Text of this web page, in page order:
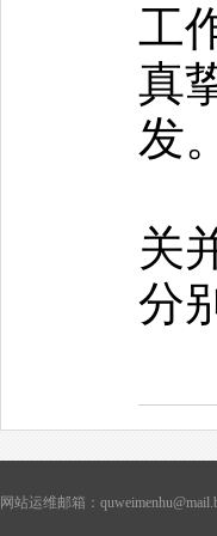
工
真
发。
关
分
网站运维邮箱：